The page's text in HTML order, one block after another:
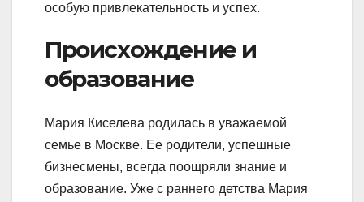
особую привлекательность и успех.
Происхождение и
образование
Мария Киселева родилась в уважаемой
семье в Москве. Ее родители, успешные
бизнесмены, всегда поощряли знание и
образование. Уже с раннего детства Мария